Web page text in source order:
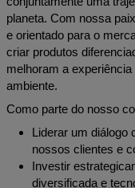
planeta. Com nossa
e orientado para o
criar produtos
melhoram a
ambiente.
Como parte do nosso
Liderar um diálogo
nossos clientes e
Investir
diversificada e